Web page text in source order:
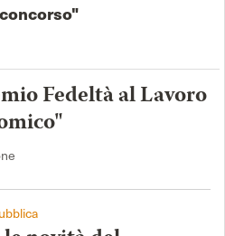
Fedeltà al Lavoro